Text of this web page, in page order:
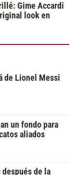
Gime Accardi
look en
de Lionel Messi
un fondo para
aliados
después de la